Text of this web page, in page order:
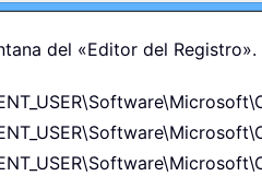
del «Editor del